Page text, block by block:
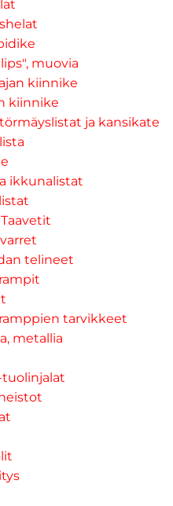
muovia
kiinnike
kiinnike
ja kansikate
ikkunalistat
telineet
tarvikkeet
metallia